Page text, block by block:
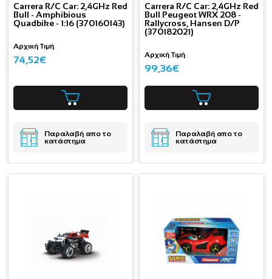
Carrera R/C Car: 2,4GHz Red
Bull - Amphibious
Quadbike - 1:16 (370160143)
Αρχική Τιμή
74,52€
Παραλαβή απο το
κατάστημα
Carrera R/C Car: 2,4GHz Red
Bull Peugeot WRX 208 -
Rallycross, Hansen D/P
(370182021)
Αρχική Τιμή
99,36€
Παραλαβή απο το
κατάστημα